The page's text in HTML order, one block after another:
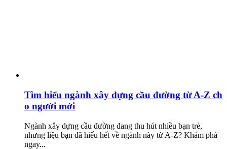
Tìm hiểu ngành xây dựng cầu đường từ A-Z ch
o người mới
Ngành xây dựng cầu đường đang thu hút nhiều bạn trẻ,
nhưng liệu bạn đã hiểu hết về ngành này từ A-Z? Khám phá
ngay...